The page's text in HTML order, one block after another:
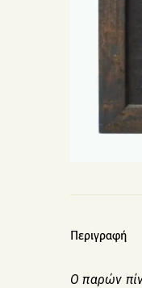
Περιγραφή
Ο παρών